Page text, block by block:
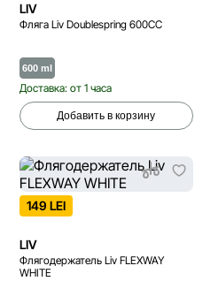
LIV
Фляга Liv Doublespring 600CC
600 ml
Доставка: от 1 часа
Добавить в корзину
149 LEI
LIV
Флягодержатель Liv FLEXWAY
WHITE